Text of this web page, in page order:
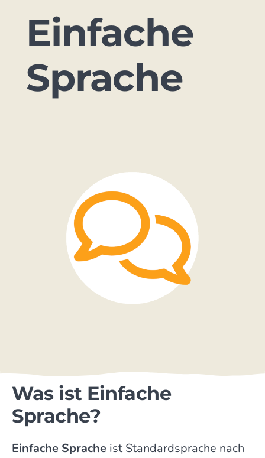
Was ist Einfache
Sprache?
Einfache Sprache ist Standard­sprache nach